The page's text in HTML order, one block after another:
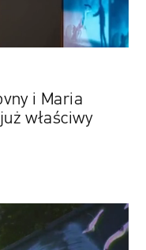
i Maria
właściwy